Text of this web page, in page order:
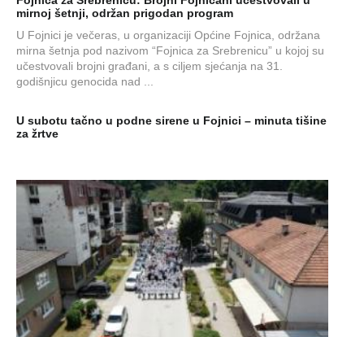
mirnoj šetnji, održan prigodan program
U Fojnici je večeras, u organizaciji Općine Fojnica, održana
mirna šetnja pod nazivom “Fojnica za Srebrenicu” u kojoj su
učestvovali brojni građani, a s ciljem sjećanja na 31.
godišnjicu genocida nad ...
U subotu tačno u podne sirene u Fojnici – minuta tišine
za žrtve